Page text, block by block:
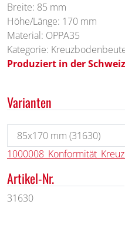
Breite: 85 mm
Höhe/Länge: 170 mm
Material: OPPA35
Kategorie:
Produziert in der Schweiz
Varianten
Artikel-Nr.
31630